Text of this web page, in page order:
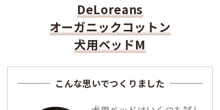
DeLoreans
オーガニックコットン
犬用ベッドM
こんな思いでつくりました